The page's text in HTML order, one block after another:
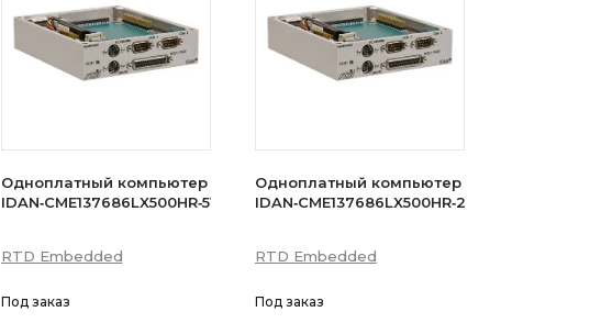
Одноплатный компьютер
IDAN‑CME137686LX500HR‑512D
RTD Embedded
Под заказ
Одноплатный компьютер
IDAN‑CME137686LX500HR‑256D
RTD Embedded
Под заказ